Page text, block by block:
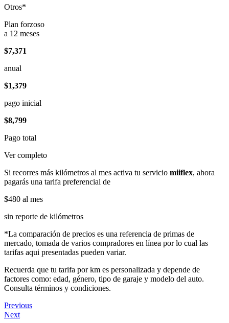
Otros*
Plan forzoso
a 12 meses
$7,371
anual
$1,379
pago inicial
$8,799
Pago total
Ver completo
Si recorres más kilómetros al mes activa tu servicio miiflex, ahora
pagarás una tarifa preferencial de
$480 al mes
sin reporte de kilómetros
*La comparación de precios es una referencia de primas de
mercado, tomada de varios compradores en línea por lo cual las
tarifas aqui presentadas pueden variar.
Recuerda que tu tarifa por km es personalizada y depende de
factores como: edad, género, tipo de garaje y modelo del auto.
Consulta términos y condiciones.
Previous
Next